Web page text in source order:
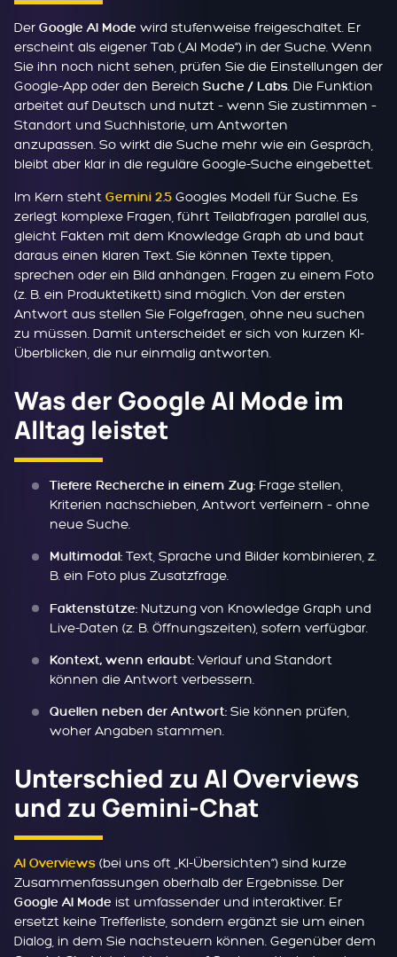
Der Google AI Mode wird stufenweise freigeschaltet. Er
erscheint als eigener Tab („AI Mode“) in der Suche. Wenn
Sie ihn noch nicht sehen, prüfen Sie die Einstellungen der
Google-App oder den Bereich Suche / Labs. Die Funktion
arbeitet auf Deutsch und nutzt – wenn Sie zustimmen –
Standort und Suchhistorie, um Antworten
anzupassen. So wirkt die Suche mehr wie ein Gespräch,
bleibt aber klar in die reguläre Google-Suche eingebettet.
Im Kern steht Gemini 2.5 Googles Modell für Suche. Es
zerlegt komplexe Fragen, führt Teilabfragen parallel aus,
gleicht Fakten mit dem Knowledge Graph ab und baut
daraus einen klaren Text. Sie können Texte tippen,
sprechen oder ein Bild anhängen. Fragen zu einem Foto
(z. B. ein Produktetikett) sind möglich. Von der ersten
Antwort aus stellen Sie Folgefragen, ohne neu suchen
zu müssen. Damit unterscheidet er sich von kurzen KI-
Überblicken, die nur einmalig antworten.
Was der Google AI Mode im
Alltag leistet
Tiefere Recherche in einem Zug: Frage stellen,
Kriterien nachschieben, Antwort verfeinern – ohne
neue Suche.
Multimodal: Text, Sprache und Bilder kombinieren, z.
B. ein Foto plus Zusatzfrage.
Faktenstütze: Nutzung von Knowledge Graph und
Live-Daten (z. B. Öffnungszeiten), sofern verfügbar.
Kontext, wenn erlaubt: Verlauf und Standort
können die Antwort verbessern.
Quellen neben der Antwort: Sie können prüfen,
woher Angaben stammen.
Unterschied zu AI Overviews
und zu Gemini-Chat
AI Overviews (bei uns oft „KI-Übersichten“) sind kurze
Zusammenfassungen oberhalb der Ergebnisse. Der
Google AI Mode ist umfassender und interaktiver. Er
ersetzt keine Trefferliste, sondern ergänzt sie um einen
Dialog, in dem Sie nachsteuern können. Gegenüber dem